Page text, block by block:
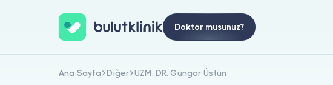
Doktor musunuz?
Ana Sayfa Diğer UZM. DR. Güngör Üstün